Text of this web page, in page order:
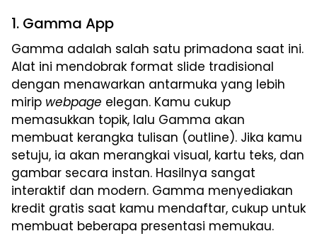
1. Gamma App
Gamma adalah salah satu primadona saat ini.
Alat ini mendobrak format slide tradisional
dengan menawarkan antarmuka yang lebih
mirip webpage elegan. Kamu cukup
memasukkan topik, lalu Gamma akan
membuat kerangka tulisan (outline). Jika kamu
setuju, ia akan merangkai visual, kartu teks, dan
gambar secara instan. Hasilnya sangat
interaktif dan modern. Gamma menyediakan
kredit gratis saat kamu mendaftar, cukup untuk
membuat beberapa presentasi memukau.